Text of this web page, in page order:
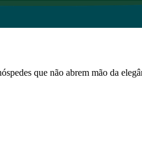
que não abrem mão da